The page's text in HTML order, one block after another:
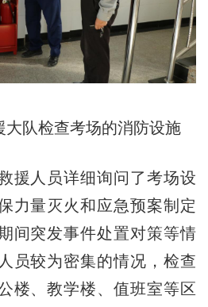
大队检查考场的消防设施
人员详细询问了考场设
力量灭火和应急预案制定
间突发事件处置对策等情
员较为密集的情况，检查
楼、教学楼、值班室等区